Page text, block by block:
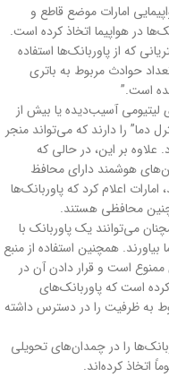
امارات موضع قاطع و
در هواپیما اتخاذ کرده است.
که از پاوربانک‌ها استفاده
حوادث مربوط به باتری
است.”
لیتیومی آسیب‌دیده یا بیش از
دما” را دارند که می‌تواند منجر
بر این، در حالی که
هوشمند دارای محافظ
اعلام کرد که پاوربانک‌ها
چنین محافظی هستند.
می‌توانند یک پاوربانک با
هواپیما بیاورند. همچنین استفاده از منبع
ممنوع است و قرار دادن آن در
است که پاوربانک‌های
به ظرفیت را در دسترس داشته
را در چمدان‌های تحویلی
اتخاذ کرده‌اند.